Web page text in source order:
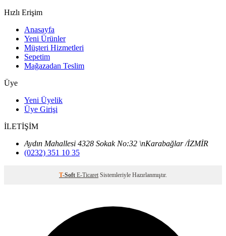
Hızlı Erişim
Anasayfa
Yeni Ürünler
Müşteri Hizmetleri
Sepetim
Mağazadan Teslim
Üye
Yeni Üyelik
Üye Girişi
İLETİŞİM
Aydın Mahallesi 4328 Sokak No:32 \nKarabağlar /İZMİR
(0232) 351 10 35
T-Soft E-Ticaret Sistemleriyle Hazırlanmıştır.